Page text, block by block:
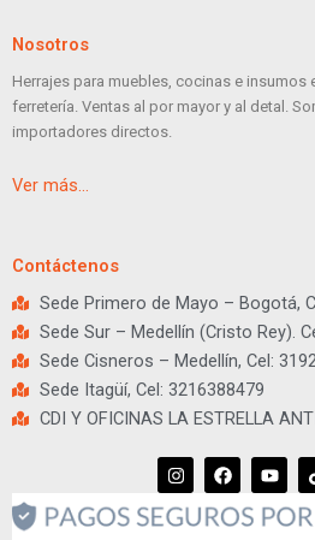
Nosotros
Herrajes para muebles, cocinas e
ferretería. Ventas al por mayor y al detal.
importadores directos.
Ver más…
Contáctenos
Sede Primero de Mayo – Bogotá,
Sede Sur – Medellín (Cristo Rey).
Sede Cisneros – Medellín, Cel:
Sede Itagüí, Cel: 3216388479
CDI Y OFICINAS LA ESTRELLA
I
n
s
t
F
a
c
e
Y
o
u
t